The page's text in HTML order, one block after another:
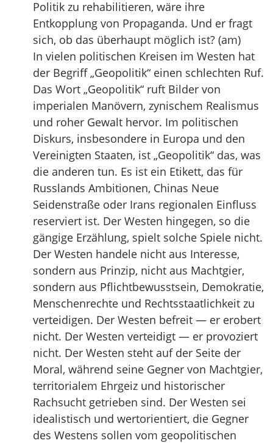
Politik zu rehabilitieren, wäre ihre
Entkopplung von Propaganda. Und er fragt
sich, ob das überhaupt möglich ist? (am)
In vielen politischen Kreisen im Westen hat
der Begriff „Geopolitik“ einen schlechten Ruf.
Das Wort „Geopolitik“ ruft Bilder von
imperialen Manövern, zynischem Realismus
und roher Gewalt hervor. Im politischen
Diskurs, insbesondere in Europa und den
Vereinigten Staaten, ist „Geopolitik“ das, was
die anderen tun. Es ist ein Etikett, das für
Russlands Ambitionen, Chinas Neue
Seidenstraße oder Irans regionalen Einfluss
reserviert ist. Der Westen hingegen, so die
gängige Erzählung, spielt solche Spiele nicht.
Der Westen handele nicht aus Interesse,
sondern aus Prinzip, nicht aus Machtgier,
sondern aus Pflichtbewusstsein, Demokratie,
Menschenrechte und Rechtsstaatlichkeit zu
verteidigen. Der Westen befreit — er erobert
nicht. Der Westen verteidigt — er provoziert
nicht. Der Westen steht auf der Seite der
Moral, während seine Gegner von Machtgier,
territorialem Ehrgeiz und historischer
Rachsucht getrieben sind. Der Westen sei
idealistisch und wertorientiert, die Gegner
des Westens sollen vom geopolitischen